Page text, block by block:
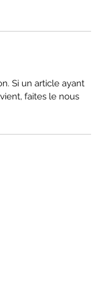
Si un article ayant
faites le nous